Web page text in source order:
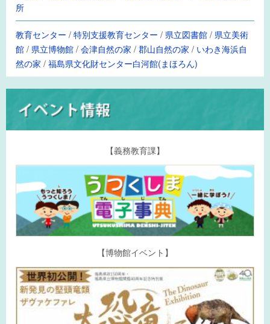
所
教育センター /特別支援教育センター / 県立図書館/ 県立美術
館/ 県立博物館/会津自然の家 /郡山自然の家 / いわき海浜自
然の家 /福島県文化財センター白河館(まほろん)
【義務教育課】
【博物館イベント】